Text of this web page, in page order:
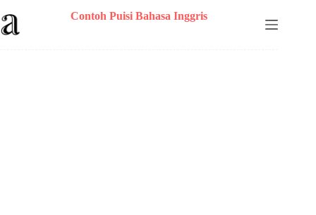
to
content
Contoh Puisi Bahasa Inggris